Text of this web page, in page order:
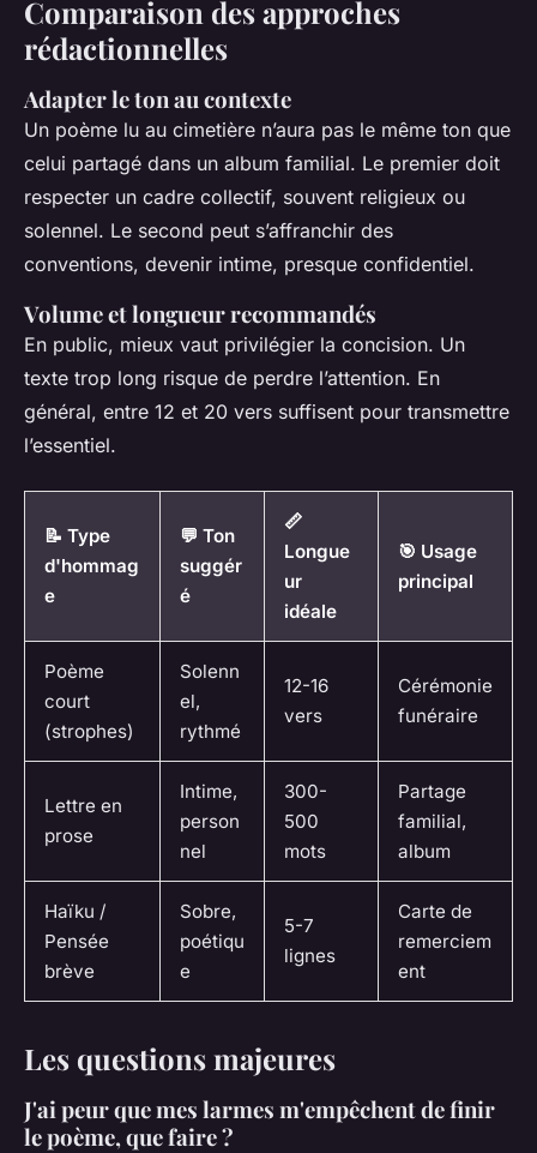
Comparaison des approches
rédactionnelles
Adapter le ton au contexte
Un poème lu au cimetière n’aura pas le même ton que
celui partagé dans un album familial. Le premier doit
respecter un cadre collectif, souvent religieux ou
solennel. Le second peut s’affranchir des
conventions, devenir intime, presque confidentiel.
Volume et longueur recommandés
En public, mieux vaut privilégier la concision. Un
texte trop long risque de perdre l’attention. En
général, entre 12 et 20 vers suffisent pour transmettre
l’essentiel.
📝 Type
d'hommag
e
💬 Ton
suggér
é
📏
Longue
ur
idéale
🎯 Usage
principal
Poème
court
(strophes)
Solenn
el,
rythmé
12-16
vers
Cérémonie
funéraire
Lettre en
prose
Intime,
person
nel
300-
500
mots
Partage
familial,
album
Haïku /
Pensée
brève
Sobre,
poétiqu
e
5-7
lignes
Carte de
remerciem
ent
Les questions majeures
J'ai peur que mes larmes m'empêchent de finir
le poème, que faire ?